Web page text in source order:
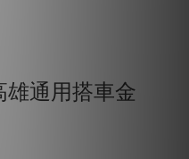
雄通用搭車金